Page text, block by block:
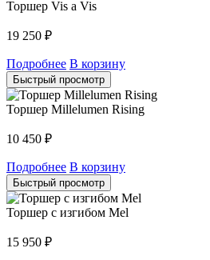
Торшер Vis a Vis
19 250 ₽
Подробнее В корзину
Быстрый просмотр
Торшер Millelumen Rising
10 450 ₽
Подробнее В корзину
Быстрый просмотр
Торшер с изгибом Mel
15 950 ₽